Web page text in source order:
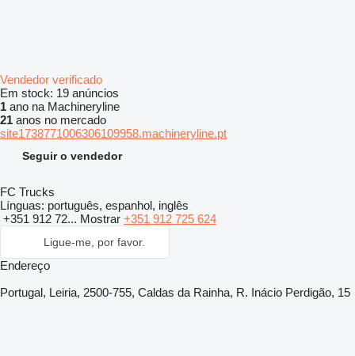
Vendedor verificado
Em stock: 19 anúncios
1 ano na Machineryline
21 anos no mercado
site1738771006306109958.machineryline.pt
Seguir o vendedor
FC Trucks
Línguas: português, espanhol, inglês
+351 912 72... Mostrar +351 912 725 624
Ligue-me, por favor.
Endereço
Portugal, Leiria, 2500-755, Caldas da Rainha, R. Inácio Perdigão, 15